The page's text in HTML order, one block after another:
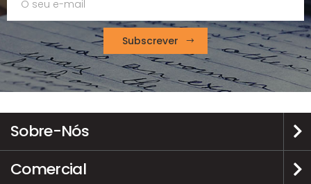
Subscrever
Sobre-Nós
Comercial